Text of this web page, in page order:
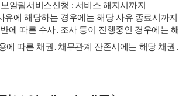
알림서비스신청 : 서비스 해지시까지
유에 해당하는 경우에는 해당 사유 종료시까지
에 따른 수사․조사 등이 진행중인 경우에는
에 따른 채권․채무관계 잔존시에는 해당 채